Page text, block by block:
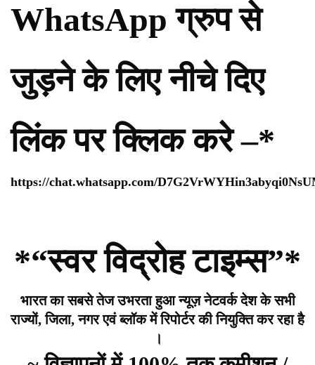
WhatsApp ग्रुप से
जुड़ने के लिए नीचे दिए
लिंक पर क्लिक करे –*
https://chat.whatsapp.com/
*“स्वर विद्रोह टाइम्स”*
भारत का सबसे तेज उभरता हुआ न्यूज़ नेटवर्क देश के सभी
राज्यों, जिला, नगर एवं ब्लॉक में रिपोर्टर की नियुक्ति कर रहा है
।